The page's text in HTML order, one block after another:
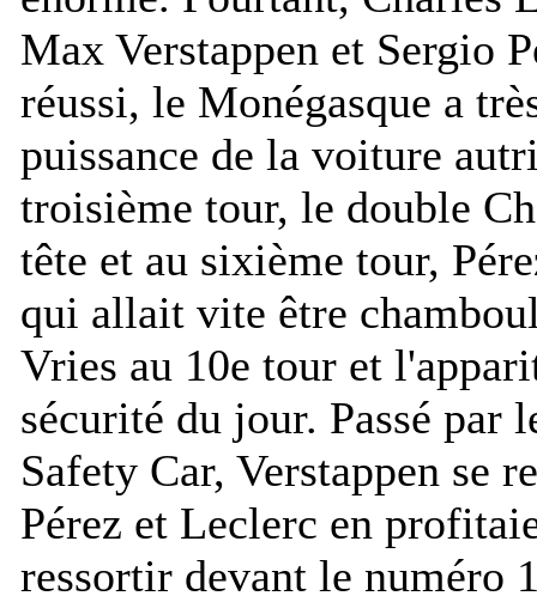
Max Verstappen et Sergio
réussi, le Monégasque a
puissance de la voiture
troisième tour, le double
tête et au sixième tour,
qui allait vite être
Vries au 10e tour et
sécurité du jour. Passé par
Safety Car, Verstappen se
Pérez et Leclerc en
ressortir devant le numéro